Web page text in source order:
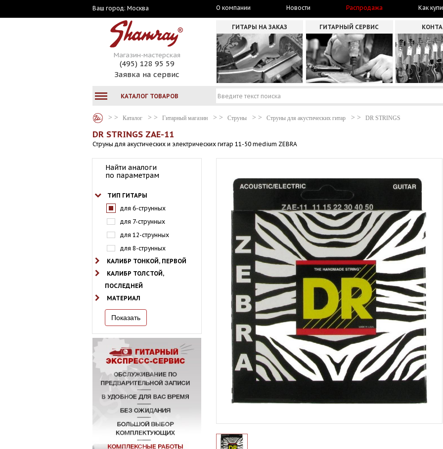
Ваш город: Москва О компании Новости Распродажа Как
Магазин-мастерская
(495) 128 95 59
Заявка на сервис
ГИТАРЫ НА ЗАКАЗ ГИТАРНЫЙ СЕРВИС
КАТАЛОГ ТОВАРОВ
Каталог Гитарный магазин Струны Струны для акустических гитар DR STRINGS
DR STRINGS ZAE-11
Струны для акустических и электрических гитар 11-50 medium ZEBRA
Найти аналоги
по параметрам
ТИП ГИТАРЫ
для 6-струнных
для 7-струнных
для 12-струнных
для 8-струнных
КАЛИБР ТОНКОЙ, ПЕРВОЙ
КАЛИБР ТОЛСТОЙ,
ПОСЛЕДНЕЙ
МАТЕРИАЛ